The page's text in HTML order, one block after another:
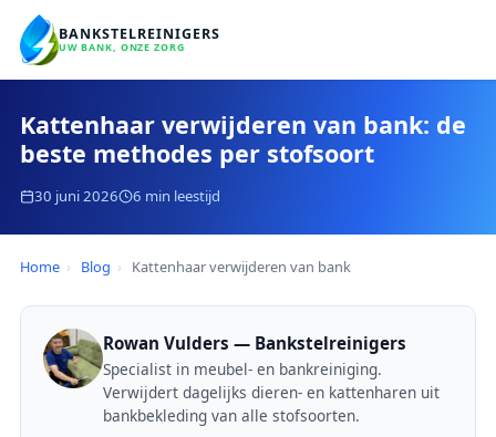
BANKSTELREINIGERS
UW BANK, ONZE ZORG
Kattenhaar verwijderen van bank: de
beste methodes per stofsoort
30 juni 2026 6 min leestijd
Home › Blog › Kattenhaar verwijderen van bank
Rowan Vulders — Bankstelreinigers
Specialist in meubel- en bankreiniging.
Verwijdert dagelijks dieren- en kattenharen uit
bankbekleding van alle stofsoorten.